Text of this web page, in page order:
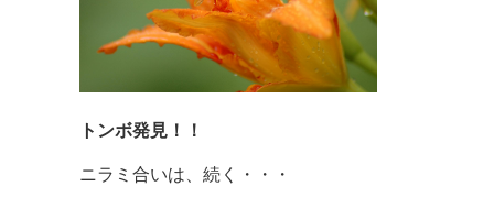
トンボ発見！！
ニラミ合いは、続く・・・